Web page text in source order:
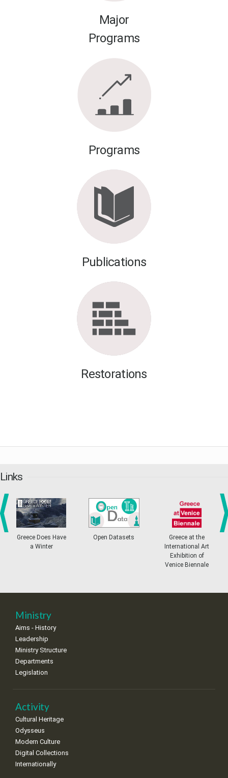
Major
Programs
Programs
Publications
Restorations
Links
Greece Does Have
a Winter
Open Datasets
Greece at the
International Art
Exhibition of
Venice Biennale
Ministry
Aims - History
Leadership
Ministry Structure
Departments
Legislation
Activity
Cultural Heritage
Odysseus
Modern Culture
Digital Collections
Internationally